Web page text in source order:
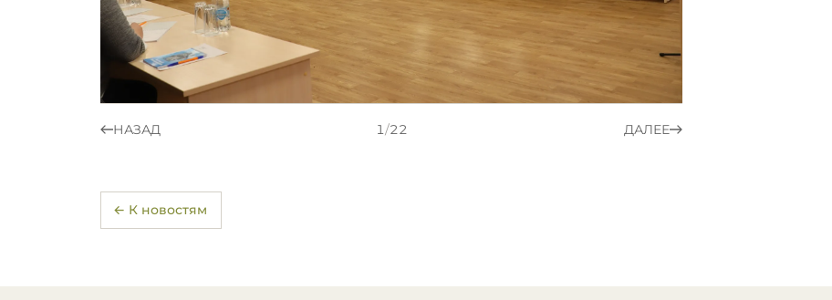
НАЗАД 1/22 ДАЛЕЕ
← К новостям